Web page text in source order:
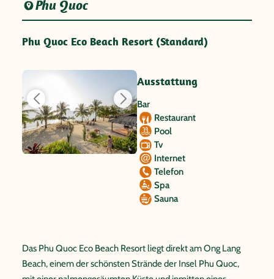
Phu Quoc
Phu Quoc Eco Beach Resort (Standard)
Ausstattung
Bar
Restaurant
Pool
Tv
Internet
Telefon
Spa
Sauna
Das Phu Quoc Eco Beach Resort liegt direkt am Ong Lang
Beach, einem der schönsten Strände der Insel Phu Quoc,